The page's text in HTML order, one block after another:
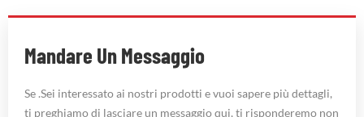
Mandare Un Messaggio
Se .Sei interessato ai nostri prodotti e vuoi sapere più dettagli,
ti preghiamo di lasciare un messaggio qui, ti risponderemo non